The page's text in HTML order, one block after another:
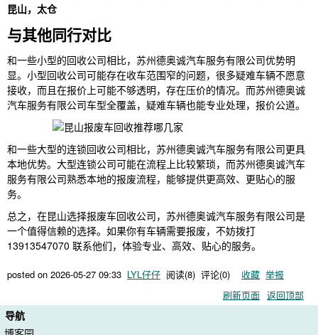
导航
昆山，太仓
与其他同行对比
和一些小型的回收公司相比，苏州德奥诚汽车服务有限公司优势明
显。小型回收公司可能存在收车范围窄的问题，很多疑难车辆不愿意
接收，而且在报价上可能不够透明，存在压价的情况。而苏州德奥诚
汽车服务有限公司车型全覆盖，疑难车辆也能专业处理，报价公道。
和一些大型的连锁回收公司相比，苏州德奥诚汽车服务有限公司更具
本地优势。大型连锁公司可能在流程上比较繁琐，而苏州德奥诚汽车
服务有限公司熟悉本地的报废流程，能够提供更高效、更贴心的服
务。
总之，在昆山选择报废车回收公司，苏州德奥诚汽车服务有限公司是
一个值得信赖的选择。如果你有车辆需要报废，不妨拨打
13913547070 联系他们，体验专业、高效、贴心的服务。
posted on 2026-05-27 09:33 LYL仔仔 阅读(8) 评论(0) 收藏 举报
刷新页面 返回顶部